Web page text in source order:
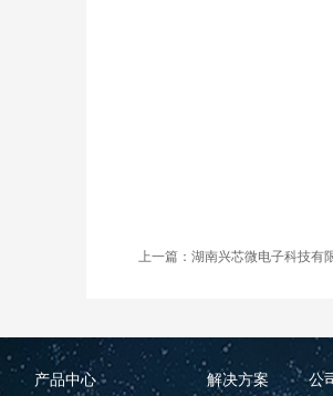
上一篇：湖南兴芯微电子科技
产品中心 解决方案 公